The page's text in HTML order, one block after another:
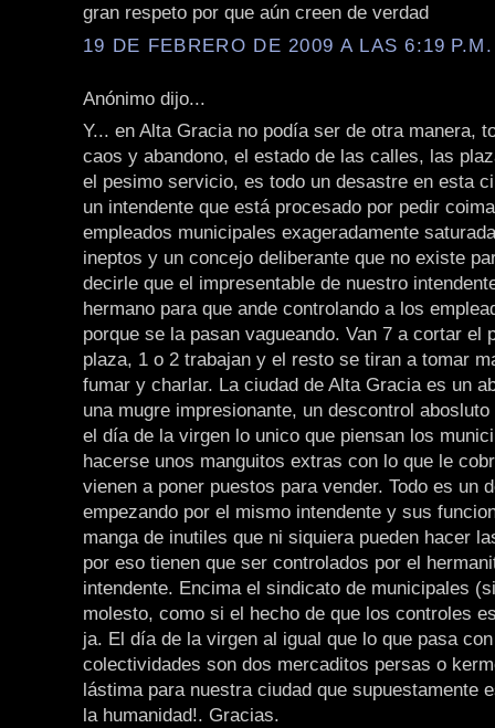
gran respeto por que aún creen de verdad
19 DE FEBRERO DE 2009 A LAS 6:19 P.M.
Anónimo dijo...
Y... en Alta Gracia no podía ser de otra manera,
caos y abandono, el estado de las calles, las
el pesimo servicio, es todo un desastre en esta
un intendente que está procesado por pedir
empleados municipales exageradamente
ineptos y un concejo deliberante que no existe
decirle que el impresentable de nuestro
hermano para que ande controlando a los
porque se la pasan vagueando. Van 7 a cortar el
plaza, 1 o 2 trabajan y el resto se tiran a tomar
fumar y charlar. La ciudad de Alta Gracia es un
una mugre impresionante, un descontrol
el día de la virgen lo unico que piensan los
hacerse unos manguitos extras con lo que le
vienen a poner puestos para vender. Todo es un
empezando por el mismo intendente y sus
manga de inutiles que ni siquiera pueden hacer
por eso tienen que ser controlados por el
intendente. Encima el sindicato de municipales
molesto, como si el hecho de que los controles
ja. El día de la virgen al igual que lo que pasa
colectividades son dos mercaditos persas o
lástima para nuestra ciudad que supuestamente
la humanidad!. Gracias.